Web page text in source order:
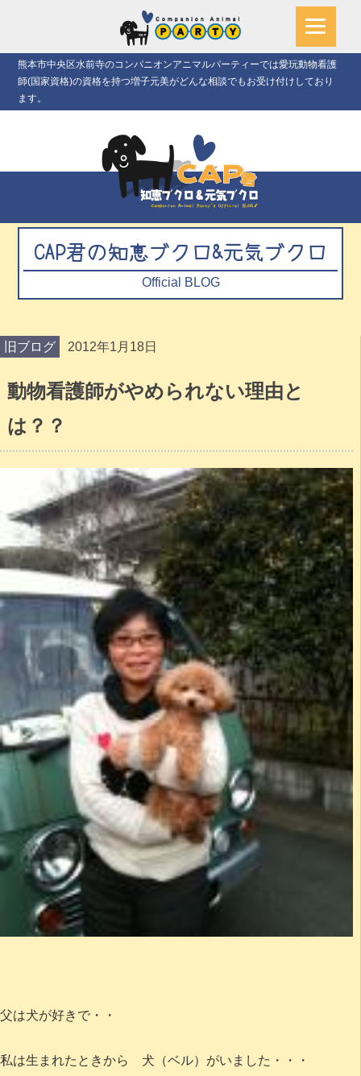
熊本市中央区水前寺のコンパニオンアニマルパーティーでは愛玩動物看護
師(国家資格)の資格を持つ増子元美がどんな相談でもお受け付けしており
ます。
CAP君の知恵ブクロ&元気ブクロ
Official BLOG
旧ブログ 2012年1月18日
動物看護師がやめられない理由と
は？？
父は犬が好きで・・
私は生まれたときから 犬（ベル）がいました・・・